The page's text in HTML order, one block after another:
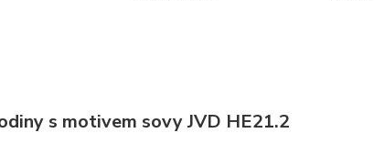
s motivem sovy JVD HE21.2